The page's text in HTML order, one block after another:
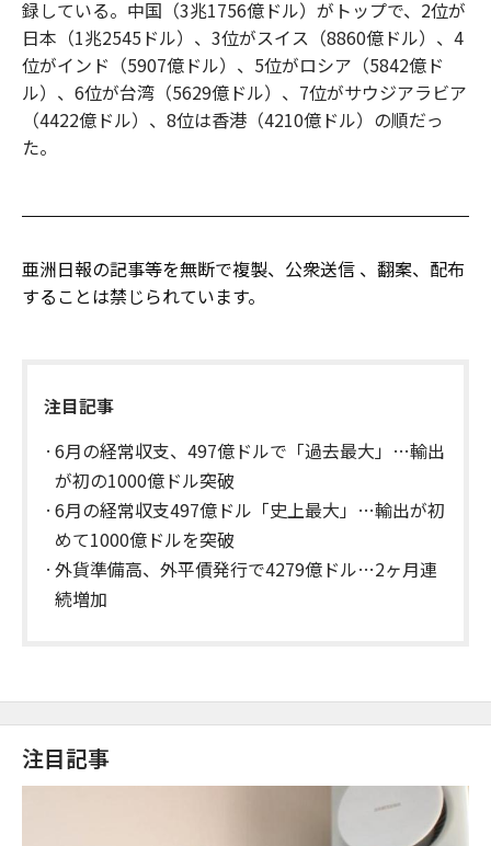
録している。中国（3兆1756億ドル）がトップで、2位が
日本（1兆2545ドル）、3位がスイス（8860億ドル）、4
位がインド（5907億ドル）、5位がロシア（5842億ド
ル）、6位が台湾（5629億ドル）、7位がサウジアラビア
（4422億ドル）、8位は香港（4210億ドル）の順だっ
た。
亜洲日報の記事等を無断で複製、公衆送信 、翻案、配布
することは禁じられています。
注目記事
6月の経常収支、497億ドルで「過去最大」…輸出
が初の1000億ドル突破
6月の経常収支497億ドル「史上最大」…輸出が初
めて1000億ドルを突破
外貨準備高、外平債発行で4279億ドル…2ヶ月連
続増加
注目記事